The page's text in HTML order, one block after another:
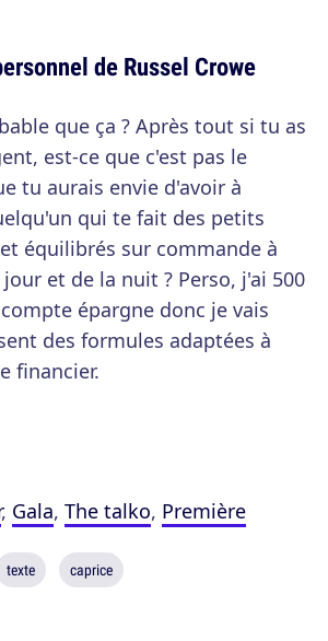
de Russel Crowe
que ça ? Après tout si tu as
est-ce que c'est pas le
tu aurais envie d'avoir à
qui te fait des petits
équilibrés sur commande à
et de la nuit ? Perso, j'ai 500
épargne donc je vais
des formules adaptées à
financier.
, Gala, The talko, Première
texte caprice